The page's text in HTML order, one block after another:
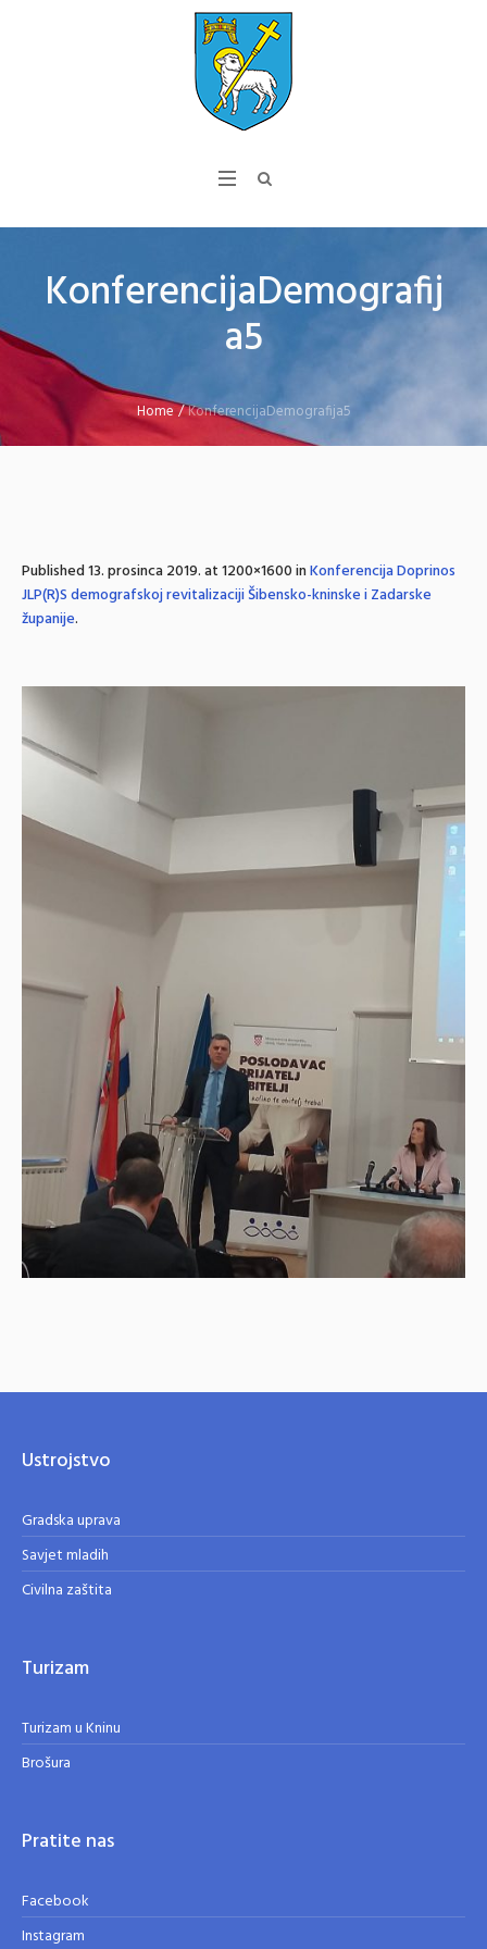
KonferencijaDemografij
a5
Home/KonferencijaDemografija5
Published13. prosinca 2019.at 1200×1600 inKonferencija Doprinos
JLP(R)S demografskoj revitalizaciji Šibensko-kninske i Zadarske
županije.
Ustrojstvo
Gradska uprava
Savjet mladih
Civilna zaštita
Turizam
Turizam u Kninu
Brošura
Pratite nas
Facebook
Instagram